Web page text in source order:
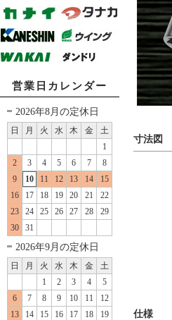
営業日カレンダー
2026年8月の定休日
日 月 火 水 木 金
土
1
2
3 4 5 6 7
8
9
10 11 12 13 14
15
16
17 18 19 20 21
22
23
24 25 26 27 28
29
30
31
2026年9月の定休日
日 月 火 水 木 金
土
1
2 3 4
5
6
7 8 9 10 11
12
13
14 15 16 17 18
19
寸法図
仕様